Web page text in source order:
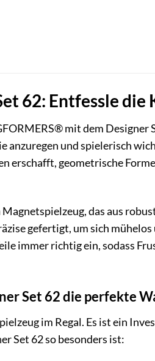
62: Entfessle
mit dem Designer
anzuregen und spielerisch
erschafft, geometrische
das aus
gefertigt, um sich
immer richtig ein, sodass
Set 62 die perfekte
im Regal. Es ist ein
Set 62 so besonders ist: